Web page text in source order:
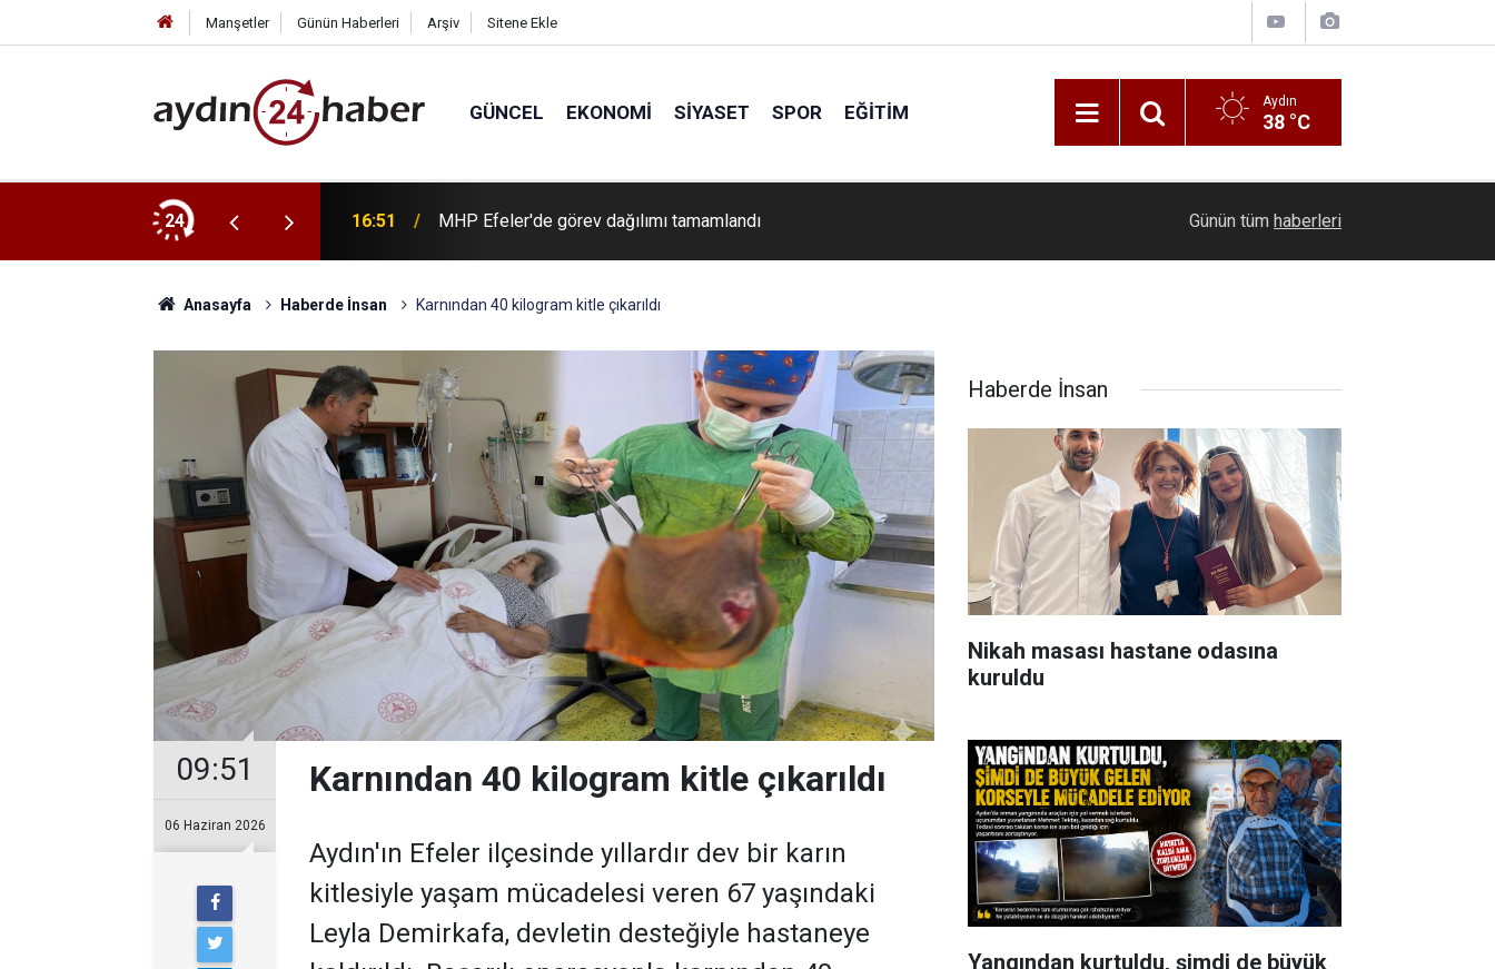
Manşetler Günün Haberleri Arşiv Sitene Ekle
GÜNCEL EKONOMI SIYASET SPOR EĞITIM Aydın
38 °C
24 16:51 MHP Efeler'de görev dağılımı tamamlandı Hain darbecilerin gömdüğü silahlar
Günün tüm haberleri
Anasayfa Haberde İnsan Karnından 40 kilogram kitle çıkarıldı
09:51
06 Haziran 2026
Karnından 40 kilogram kitle çıkarıldı
Aydın'ın Efeler ilçesinde yıllardır dev bir karın
kitlesiyle yaşam mücadelesi veren 67 yaşındaki
Leyla Demirkafa, devletin desteğiyle hastaneye
Haberde İnsan
Nikah masası hastane odasına
kuruldu
Yangından kurtuldu, şimdi de büyük